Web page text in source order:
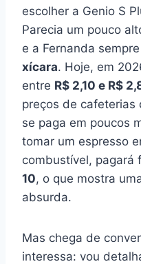
escolher a Genio S
Parecia um pouco
e a Fernanda
xícara. Hoje, em
entre R$ 2,10 e R$
preços de cafeterias
se paga em poucos
tomar um espresso
combustível, pagará
10, o que mostra
absurda.
Mas chega de
interessa: vou